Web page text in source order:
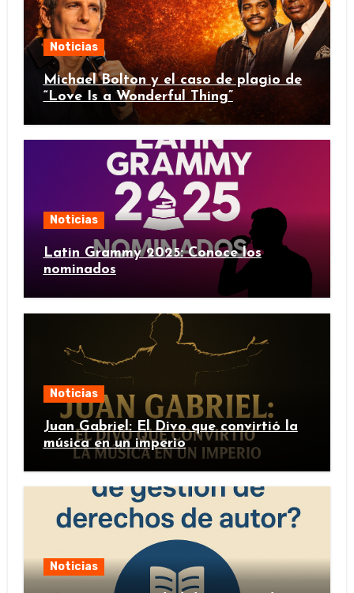
Noticias
Michael Bolton y el caso de plagio de
“Love Is a Wonderful Thing”
Noticias
Latin Grammy 2025: Conoce los
nominados
Noticias
Juan Gabriel: El Divo que convirtió la
música en un imperio
Noticias